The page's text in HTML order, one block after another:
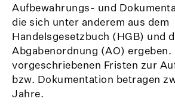
Aufbewahrungs- und
die sich unter anderem aus dem
Handelsgesetzbuch (HGB) und
Abgabenordnung (AO) ergeben.
vorgeschriebenen Fristen zur
bzw. Dokumentation betragen
Jahre.